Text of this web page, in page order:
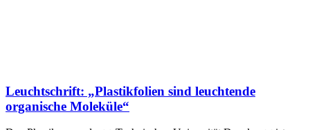
Leuchtschrift: „Plastikfolien sind leuchtende
organische Moleküle“